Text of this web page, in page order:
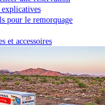
explicatives
pour le remorquage
et accessoires